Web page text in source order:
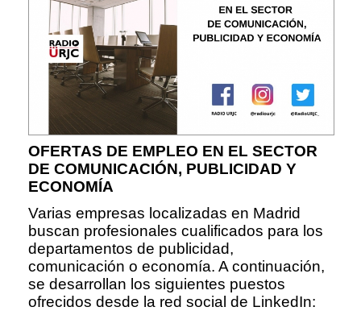
OFERTAS DE EMPLEO EN EL SECTOR
DE COMUNICACIÓN, PUBLICIDAD Y
ECONOMÍA
Varias empresas localizadas en Madrid
buscan profesionales cualificados para los
departamentos de publicidad,
comunicación o economía. A continuación,
se desarrollan los siguientes puestos
ofrecidos desde la red social de LinkedIn: